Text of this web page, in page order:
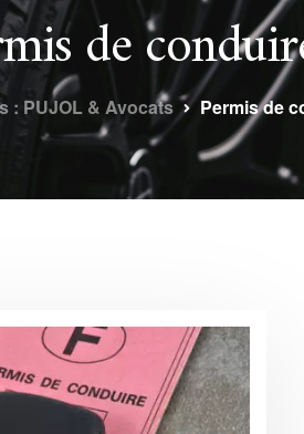
de
: PUJOL & Avocats Permis de